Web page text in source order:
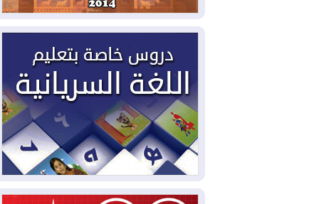
2026-08-03رئيس إقليم كوردستان في
2026-08-03العراق يؤكد مجدداً التزامه
بمنع الهجمات على الدول المجاورة
2026-08-03العجز والاقتراض يطوقان
المالية العراقية.. اقتراض يتجاوز 3 تريليونات
دينار!
2026-08-03كوبا تغرق في الظلام مجددا